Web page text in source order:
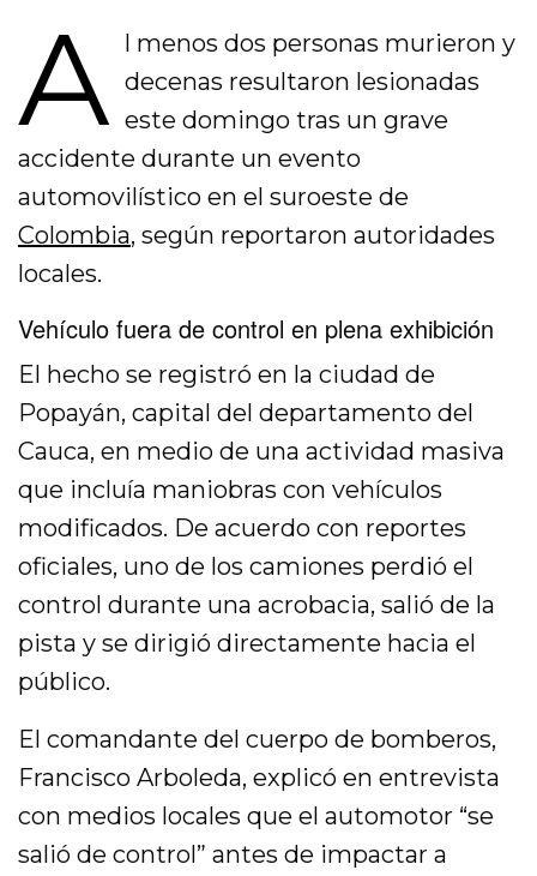
A l menos dos personas murieron y
decenas resultaron lesionadas
este domingo tras un grave
accidente durante un evento
automovilístico en el suroeste de
Colombia, según reportaron autoridades
locales.
Vehículo fuera de control en plena exhibición
El hecho se registró en la ciudad de
Popayán, capital del departamento del
Cauca, en medio de una actividad masiva
que incluía maniobras con vehículos
modificados. De acuerdo con reportes
oficiales, uno de los camiones perdió el
control durante una acrobacia, salió de la
pista y se dirigió directamente hacia el
público.
El comandante del cuerpo de bomberos,
Francisco Arboleda, explicó en entrevista
con medios locales que el automotor “se
salió de control” antes de impactar a